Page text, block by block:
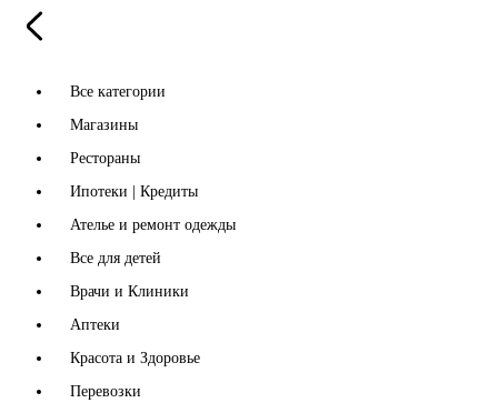
Все категории
Магазины
Рестораны
Ипотеки | Кредиты
Ателье и ремонт одежды
Все для детей
Врачи и Клиники
Аптеки
Красота и Здоровье
Перевозки